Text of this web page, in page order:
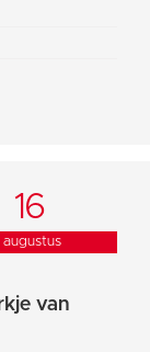
16
augustus
van